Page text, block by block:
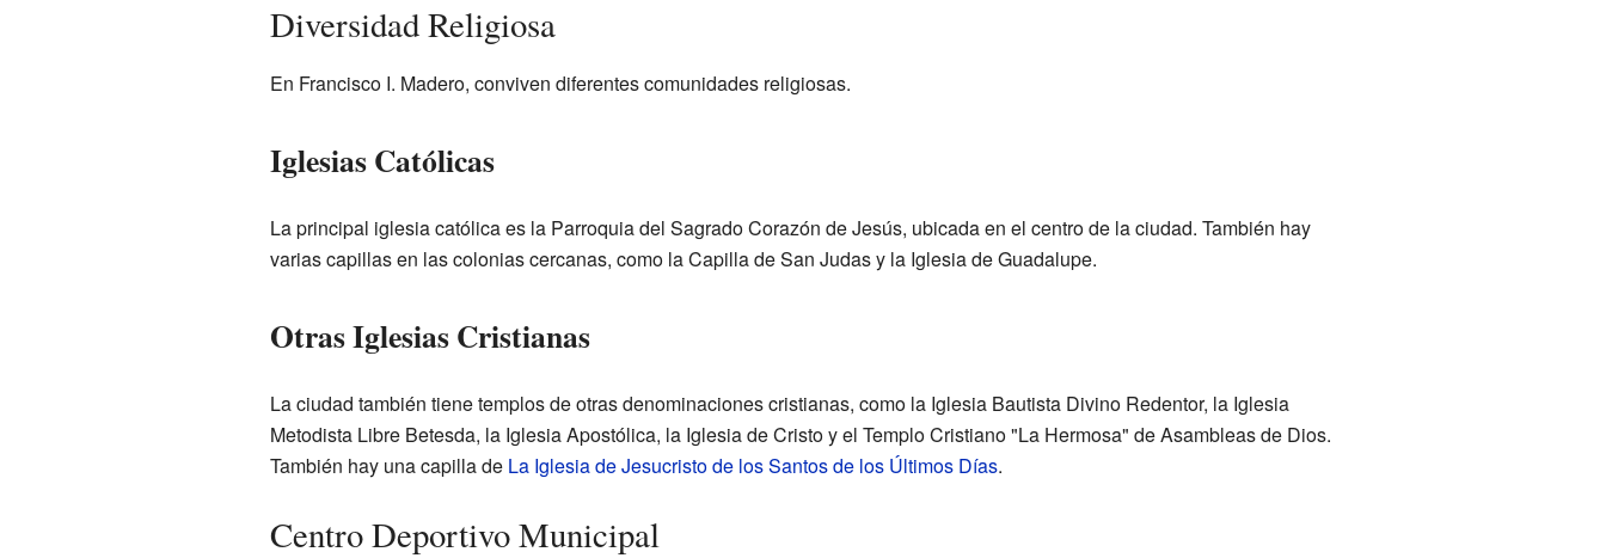
Diversidad Religiosa
En Francisco I. Madero, conviven diferentes comunidades religiosas.
Iglesias Católicas
La principal iglesia católica es la Parroquia del Sagrado Corazón de Jesús, ubicada en el centro de la ciudad. También hay
varias capillas en las colonias cercanas, como la Capilla de San Judas y la Iglesia de Guadalupe.
Otras Iglesias Cristianas
La ciudad también tiene templos de otras denominaciones cristianas, como la Iglesia Bautista Divino Redentor, la Iglesia
Metodista Libre Betesda, la Iglesia Apostólica, la Iglesia de Cristo y el Templo Cristiano "La Hermosa" de Asambleas de Dios.
También hay una capilla de La Iglesia de Jesucristo de los Santos de los Últimos Días.
Centro Deportivo Municipal